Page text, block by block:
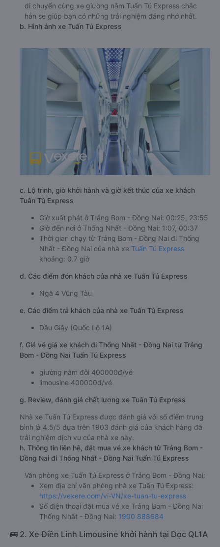
di chuyển cùng xe giường nằm Tuấn Tú Express chắc
hẳn sẽ giúp bạn có những trải nghiệm đáng nhớ nhất.
b. Hình ảnh xe Tuấn Tú Express
c. Lộ trình, giờ khởi hành và giờ kết thúc của xe khách
Tuấn Tú Express
Giờ xuất phát ở Trảng Bom - Đồng Nai: 00:25, 23:55
Giờ đến nơi ở Thống Nhất - Đồng Nai: 1:07, 00:37
Thời gian chạy từ Trảng Bom - Đồng Nai đi Thống
Nhất - Đồng Nai của nhà xe Tuấn Tú Express
khoảng: 0.7 giờ
d. Các điểm đón khách của nhà xe Tuấn Tú Express
Ngã 4 Vũng Tàu
e. Các điểm trả khách của nhà xe Tuấn Tú Express
Dầu Giây (Quốc Lộ 1A)
f. Giá vé giá xe khách đi Thống Nhất - Đồng Nai từ Trảng
Bom - Đồng Nai Tuấn Tú Express
giường nằm đôi 400000đ/vé
limousine 400000đ/vé
g. Review, đánh giá chất lượng xe Tuấn Tú Express
Nhà xe Tuấn Tú Express được đánh giá với số điểm trung
bình là 4.5/5 dựa trên 1903 đánh giá của khách hàng đã
trải nghiệm dịch vụ của nhà xe này.
h. Thông tin liên hệ, đặt mua vé xe khách từ Trảng Bom -
Đồng Nai đi Thống Nhất - Đồng Nai Tuấn Tú Express
Văn phòng xe Tuấn Tú Express ở Trảng Bom - Đồng Nai:
Xem địa chỉ văn phòng nhà xe Tuấn Tú Express:
https://vexere.com/vi-VN/xe-tuan-tu-express
Số điện thoại đặt mua vé xe Trảng Bom - Đồng Nai
Thống Nhất - Đồng Nai: 1900 888684
🚌 2. Xe Điền Linh Limousine khởi hành tại Dọc QL1A